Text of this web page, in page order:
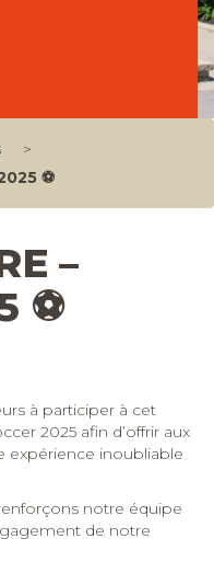
>
⚽
–
⚽
à participer à cet
2025 afin d’offrir aux
expérience inoubliable
notre équipe
de notre